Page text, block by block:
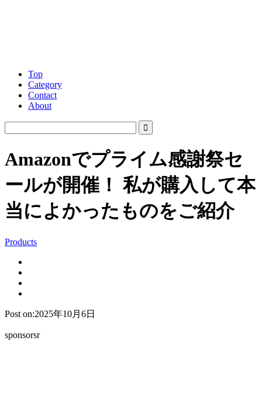
Top
Category
Contact
About
Amazonでプライム感謝祭セ
ールが開催！ 私が購入して本
当によかったものをご紹介
Products
Post on:2025年10月6日
sponsorsr